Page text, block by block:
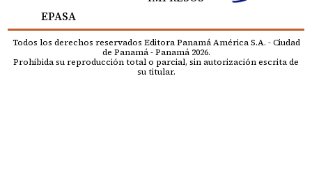
EPASA
Todos los derechos reservados Editora Panamá América S.A. - Ciudad
de Panamá - Panamá 2026.
Prohibida su reproducción total o parcial, sin autorización escrita de
su titular.